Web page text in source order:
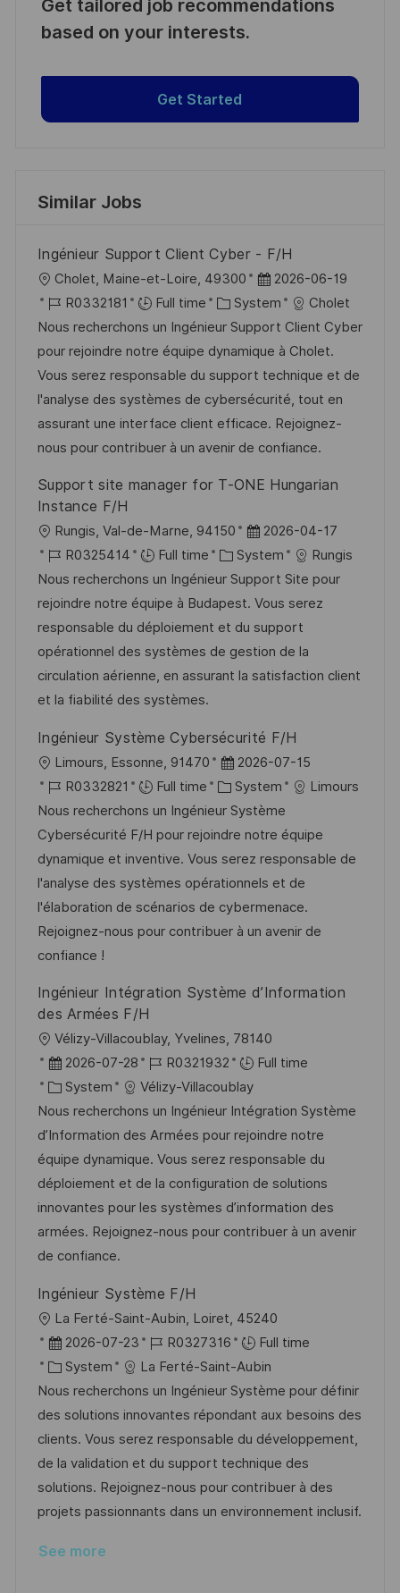
Get tailored job recommendations
based on your interests.
Get Started
Similar Jobs
Ingénieur Support Client Cyber - F/H
L
o
c
a
t
i
o
n
Cholet, Maine-et-Loire, 49300
P
o
s
t
e
d
D
a
e
2026-06-19
J
o
b
I
d
R0332181 Full time
C
a
t
e
g
o
r
System
Cholet
Nous recherchons un Ingénieur Support Client Cyber
pour rejoindre notre équipe dynamique à Cholet.
Vous serez responsable du support technique et de
l'analyse des systèmes de cybersécurité, tout en
assurant une interface client efficace. Rejoignez-
nous pour contribuer à un avenir de confiance.
Support site manager for T-ONE Hungarian
Instance F/H
L
o
c
a
t
i
o
n
Rungis, Val-de-Marne, 94150
P
o
s
t
e
d
D
e
2026-04-17
J
o
b
I
d
R0325414 Full time
C
a
t
e
g
o
System
Rungis
Nous recherchons un Ingénieur Support Site pour
rejoindre notre équipe à Budapest. Vous serez
responsable du déploiement et du support
opérationnel des systèmes de gestion de la
circulation aérienne, en assurant la satisfaction client
et la fiabilité des systèmes.
Ingénieur Système Cybersécurité F/H
L
o
c
a
t
i
o
n
Limours, Essonne, 91470
P
o
s
t
e
d
D
a
2026-07-15
J
o
b
I
d
R0332821 Full time
C
a
t
e
g
o
r
System
Limours
Nous recherchons un Ingénieur Système
Cybersécurité F/H pour rejoindre notre équipe
dynamique et inventive. Vous serez responsable de
l'analyse des systèmes opérationnels et de
l'élaboration de scénarios de cybermenace.
Rejoignez-nous pour contribuer à un avenir de
confiance !
Ingénieur Intégration Système d’Information
des Armées F/H
L
o
c
a
t
i
o
n
Vélizy-Villacoublay, Yvelines, 78140
P
o
s
t
e
d
D
a
t
2026-07-28
J
o
b
I
d
R0321932
Full time
C
a
t
e
g
o
r
y
System
Vélizy-Villacoublay
Nous recherchons un Ingénieur Intégration Système
d’Information des Armées pour rejoindre notre
équipe dynamique. Vous serez responsable du
déploiement et de la configuration de solutions
innovantes pour les systèmes d’information des
armées. Rejoignez-nous pour contribuer à un avenir
de confiance.
Ingénieur Système F/H
L
o
c
a
t
i
o
n
La Ferté-Saint-Aubin, Loiret, 45240
P
o
s
t
e
d
D
a
e
2026-07-23
J
o
b
I
d
R0327316
Full time
C
a
t
e
g
o
r
System
La Ferté-Saint-Aubin
Nous recherchons un Ingénieur Système pour définir
des solutions innovantes répondant aux besoins des
clients. Vous serez responsable du développement,
de la validation et du support technique des
solutions. Rejoignez-nous pour contribuer à des
projets passionnants dans un environnement inclusif.
See more